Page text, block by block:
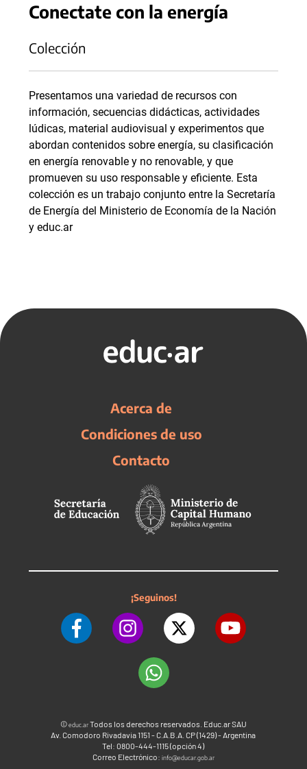
Conectate con la energía
Colección
Presentamos una variedad de recursos con
información, secuencias didácticas, actividades
lúdicas, material audiovisual y experimentos que
abordan contenidos sobre energía, su clasificación
en energía renovable y no renovable, y que
promueven su uso responsable y eficiente. Esta
colección es un trabajo conjunto entre la Secretaría
de Energía del Ministerio de Economía de la Nación
y educ.ar
Acerca de
Condiciones de uso
Contacto
¡Seguinos!
©educ.arTodos los derechos reservados. Educ.ar SAU
Av. Comodoro Rivadavia 1151 - C.A.B.A. CP (1429) - Argentina
Tel: 0800-444-1115 (opción 4)
Correo Electrónico: info@educar.gob.ar